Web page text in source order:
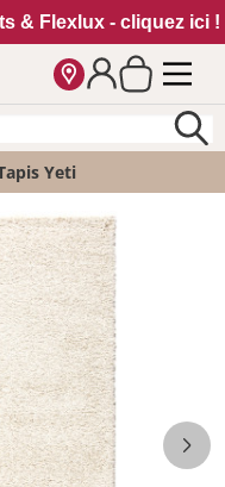
& Flexlux - cliquez ici !
Yeti